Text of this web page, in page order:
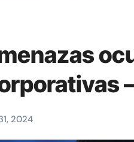
2024